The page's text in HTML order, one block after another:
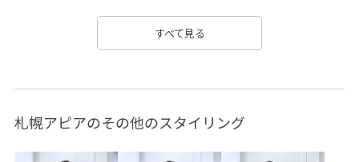
お手入れしやすい お気に入りアイテム_pickup
きれいめ さらっとした着心地
さらりとした とにかく軽い
みんながチェックしているアイテム_pickup
エレガント オフィス オフィスカジュアル
すべて見る
札幌アピアのその他のスタイリング